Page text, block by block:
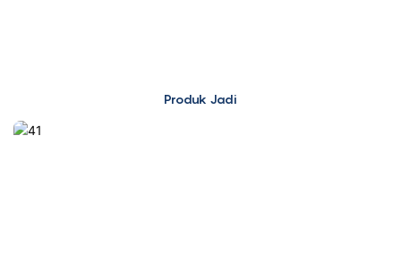
Produk Jadi